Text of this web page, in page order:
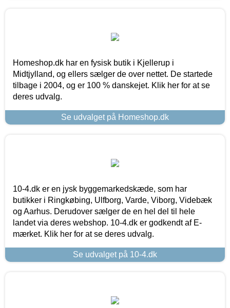
Homeshop.dk har en fysisk butik i Kjellerup i
Midtjylland, og ellers sælger de over nettet. De startede
tilbage i 2004, og er 100 % danskejet. Klik her for at se
deres udvalg.
Se udvalget på Homeshop.dk
10-4.dk er en jysk byggemarkedskæde, som har
butikker i Ringkøbing, Ulfborg, Varde, Viborg, Videbæk
og Aarhus. Derudover sælger de en hel del til hele
landet via deres webshop. 10-4.dk er godkendt af E-
mærket. Klik her for at se deres udvalg.
Se udvalget på 10-4.dk